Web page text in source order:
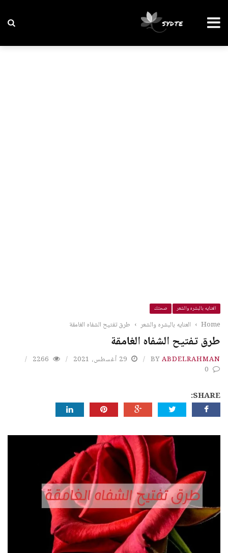
العنايه بالبشره والشعر صحتك
Home
› العنايه بالبشره والشعر › طرق تفتيح الشفاه الغامقة
طرق تفتيح الشفاه الغامقة
BYABDELRAHMAN 29 أغسطس، 2021
2266
0
SHARE: